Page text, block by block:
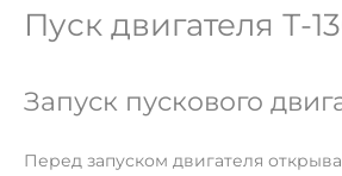
Пуск двигателя Т-
Запуск пускового
Перед запуском двигателя